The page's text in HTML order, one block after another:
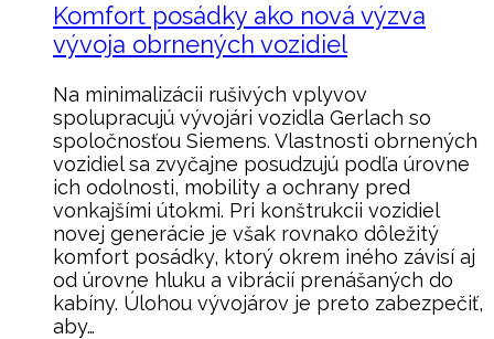
Komfort posádky ako nová výzva
vývoja obrnených vozidiel
Na minimalizácii rušivých vplyvov
spolupracujú vývojári vozidla Gerlach so
spoločnosťou Siemens. Vlastnosti obrnených
vozidiel sa zvyčajne posudzujú podľa úrovne
ich odolnosti, mobility a ochrany pred
vonkajšími útokmi. Pri konštrukcii vozidiel
novej generácie je však rovnako dôležitý
komfort posádky, ktorý okrem iného závisí aj
od úrovne hluku a vibrácií prenášaných do
kabíny. Úlohou vývojárov je preto zabezpečiť,
aby…